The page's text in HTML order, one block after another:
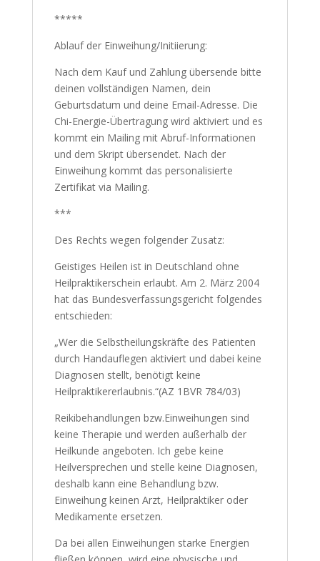
*****
Ablauf der Einweihung/Initiierung:
Nach dem Kauf und Zahlung übersende bitte
deinen vollständigen Namen, dein
Geburtsdatum und deine Email-Adresse. Die
Chi-Energie-Übertragung wird aktiviert und es
kommt ein Mailing mit Abruf-Informationen
und dem Skript übersendet. Nach der
Einweihung kommt das personalisierte
Zertifikat via Mailing.
***
Des Rechts wegen folgender Zusatz:
Geistiges Heilen ist in Deutschland ohne
Heilpraktikerschein erlaubt. Am 2. März 2004
hat das Bundesverfassungsgericht folgendes
entschieden:
„Wer die Selbstheilungskräfte des Patienten
durch Handauflegen aktiviert und dabei keine
Diagnosen stellt, benötigt keine
Heilpraktikererlaubnis.“(AZ 1BVR 784/03)
Reikibehandlungen bzw.Einweihungen sind
keine Therapie und werden außerhalb der
Heilkunde angeboten. Ich gebe keine
Heilversprechen und stelle keine Diagnosen,
deshalb kann eine Behandlung bzw.
Einweihung keinen Arzt, Heilpraktiker oder
Medikamente ersetzen.
Da bei allen Einweihungen starke Energien